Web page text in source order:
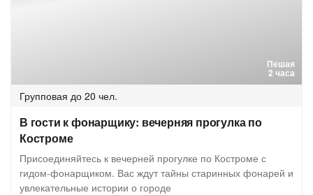
Пешая
2 часа
Групповая до 20 чел.
В гости к фонарщику: вечерняя прогулка по
Костроме
Присоединяйтесь к вечерней прогулке по Костроме с
гидом-фонарщиком. Вас ждут тайны старинных фонарей и
увлекательные истории о городе